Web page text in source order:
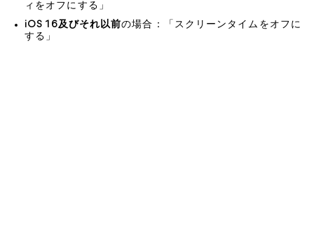
ィをオフにする」
iOS 16及びそれ以前の場合：「スクリーンタイムをオフに
する」